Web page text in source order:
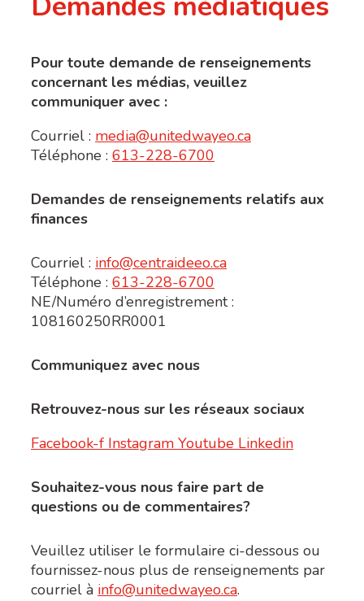
Pour toute demande de renseignements
concernant les médias, veuillez
communiquer avec :
Courriel : media@unitedwayeo.ca
Téléphone : 613-228-6700
Demandes de renseignements relatifs aux
finances
Courriel : info@centraideeo.ca
Téléphone : 613-228-6700
NE/Numéro d’enregistrement :
108160250RR0001
Communiquez avec nous
Retrouvez-nous sur les réseaux sociaux
Facebook-f Instagram Youtube Linkedin
Souhaitez-vous nous faire part de
questions ou de commentaires?
Veuillez utiliser le formulaire ci-dessous ou
fournissez-nous plus de renseignements par
courriel à info@unitedwayeo.ca.